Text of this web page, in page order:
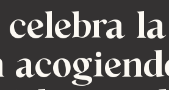
la